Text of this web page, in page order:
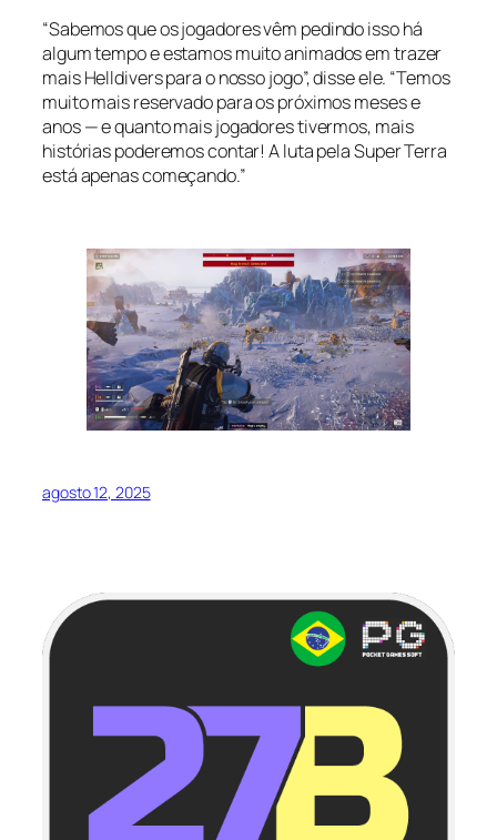
“Sabemos que os jogadores vêm pedindo isso há
algum tempo e estamos muito animados em trazer
mais Helldivers para o nosso jogo”, disse ele. “Temos
muito mais reservado para os próximos meses e
anos — e quanto mais jogadores tivermos, mais
histórias poderemos contar! A luta pela Super Terra
está apenas começando.”
agosto 12, 2025